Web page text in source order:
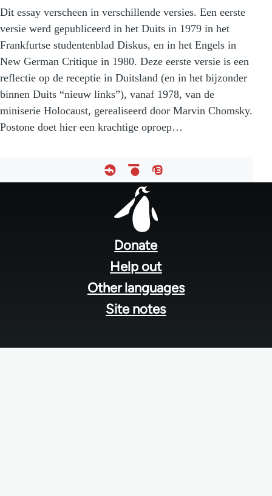
Dit essay verscheen in verschillende versies. Een eerste
versie werd gepubliceerd in het Duits in 1979 in het
Frankfurtse studentenblad Diskus, en in het Engels in
New German Critique in 1980. Deze eerste versie is een
reflectie op de receptie in Duitsland (en in het bijzonder
binnen Duits “nieuw links”), vanaf 1978, van de
miniserie Holocaust, gerealiseerd door Marvin Chomsky.
Postone doet hier een krachtige oproep…
Donate
Help out
Other languages
Site notes